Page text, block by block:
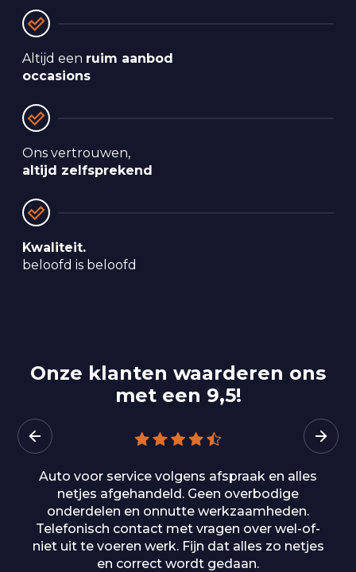
Altijd een ruim aanbod
occasions
Ons vertrouwen,
altijd zelfsprekend
Kwaliteit.
beloofd is beloofd
Onze klanten waarderen ons
met een 9,5!
Wat een geweldige ervaring bij Auto Bedrijf van
Herpen! Ik had een proefrit met een Kia XCeed
gepland, maar door de vakantieperiode waren
ze eigenlijk al gesloten. Toch werd hier totaal
geen probleem van gemaakt. Ze ontvingen me
hartelijk, namen alle tijd voor me en gaven